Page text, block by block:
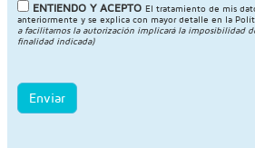
ENTIENDO Y ACEPTO El tratamiento de mis
anteriormente y se explica con mayor detalle en la
a facilitarnos la autorización implicará la imposibilidad
finalidad indicada)
Enviar